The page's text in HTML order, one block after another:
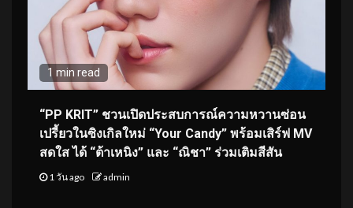
1 min read
“PP KRIT” ชวนเปิดประสบการณ์ความหวานซ่อน
เปรี้ยวในซิงเกิลใหม่ “Your Candy” พร้อมเสิร์ฟ MV
สดใส ได้ “ต้าเหนิง” และ “ณิชา” ร่วมเติมสีสัน
1 วัน ago admin